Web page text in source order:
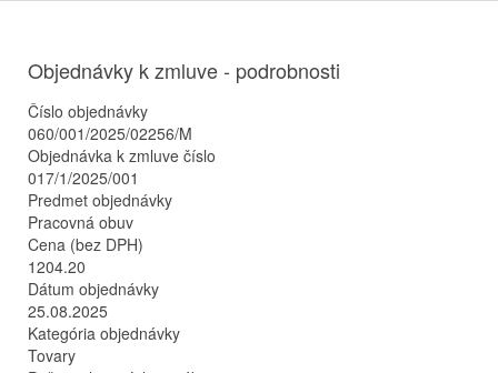
Objednávky k zmluve - podrobnosti
Číslo objednávky
060/001/2025/02256/M
Objednávka k zmluve číslo
017/1/2025/001
Predmet objednávky
Pracovná obuv
Cena (bez DPH)
1204.20
Dátum objednávky
25.08.2025
Kategória objednávky
Tovary